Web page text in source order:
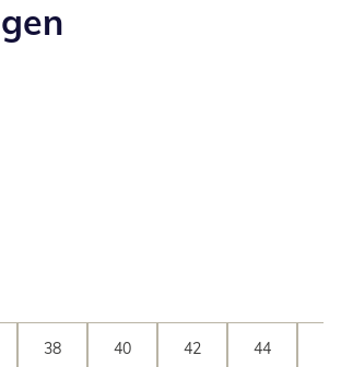
38 40 42 44